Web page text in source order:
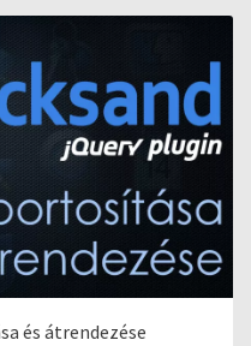
és átrendezése